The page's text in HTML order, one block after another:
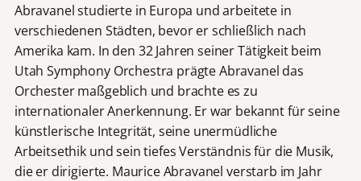
Abravanel studierte in Europa und arbeitete in
verschiedenen Städten, bevor er schließlich nach
Amerika kam. In den 32 Jahren seiner Tätigkeit beim
Utah Symphony Orchestra prägte Abravanel das
Orchester maßgeblich und brachte es zu
internationaler Anerkennung. Er war bekannt für seine
künstlerische Integrität, seine unermüdliche
Arbeitsethik und sein tiefes Verständnis für die Musik,
die er dirigierte. Maurice Abravanel verstarb im Jahr